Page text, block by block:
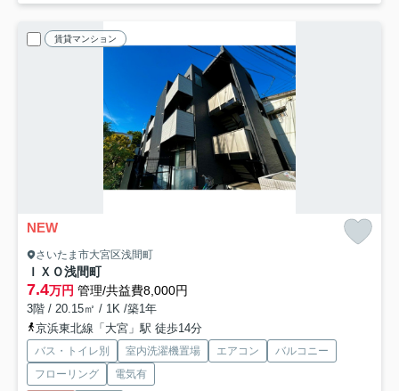
賃貸マンション
NEW
さいたま市大宮区浅間町
ＩＸＯ浅間町
7.4万円 管理/共益費8,000円
3階 / 20.15㎡ / 1K /築1年
京浜東北線「大宮」駅 徒歩14分
バス・トイレ別 室内洗濯機置場 エアコン
バルコニー
フローリング
電気有